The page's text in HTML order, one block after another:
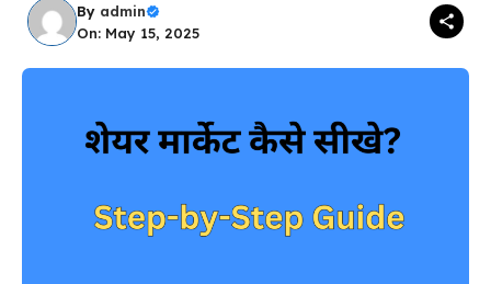
By admin
On: May 15, 2025